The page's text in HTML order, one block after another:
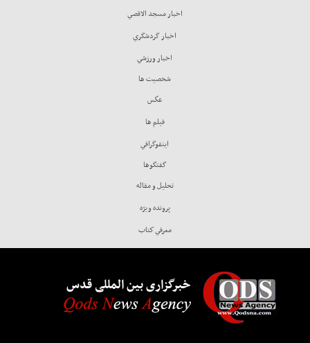
اخبار مسجد الاقصي
اخبار گردشگري
اخبار ورزشي
شخصيت ها
عكس
فيلم ها
اينفوگرافي
گفتگوها
تحليل و مقاله
پرونده ويژه
معرفي كتاب
خبرگزاری بین المللی قدس